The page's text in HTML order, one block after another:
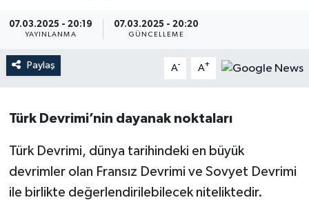
07.03.2025 - 20:19
YAYINLANMA
07.03.2025 - 20:20
GÜNCELLEME
Paylaş A- A+
Türk Devrimi’nin dayanak noktaları
Türk Devrimi, dünya tarihindeki en büyük
devrimler olan Fransız Devrimi ve Sovyet Devrimi
ile birlikte değerlendirilebilecek niteliktedir.
SPOR
YAŞAM